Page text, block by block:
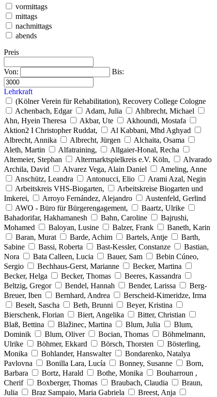
vormittags
mittags
nachmittags
abends
Preis
Von: Bis:
Lehrkraft
(Kölner Verein für Rehabilitation), Recovery College Cologne
Achenbach, Edgar
Adam, Julia
Ahlbrecht, Michael
Ahn, Hyein Theresa
Akbar, Ute
Akhoundi, Mostafa
Aktion2 I Christopher Ruddat,
Al Kabbani, Mhd Aghyad
Albrecht, Annika
Albrecht, Jürgen
Alchaita, Osama
Aleth, Martin
Alfatraining,
Allgaier-Honal, Recha
Altemeier, Stephan
Altermarktspielkreis e.V. Köln,
Alvarado
Archila, David
Alvarez Vega, Alain Daniel
Ameling, Anne
Anschütz, Leandra
Antonucci, Elio
Arami Azal, Negin
Arbeitskreis VHS-Biogarten,
Arbeitskreise Biogarten und
Imkerei,
Arroyo Fernández, Alejandro
Austenfeld, Gerlind
AWO - Büro für Bürgerengagement,
Baartz, Ulrike
Bahadorifar, Hakhamanesh
Bahn, Caroline
Bajrushi,
Mohamed
Baloyan, Lusine Balzer, Frank
Baneth, Karin
Baran, Murat
Barde, Achim Bartels, Antje
Barth,
Sabine
Bassi, Roberta Bast-Kessler, Constanze
Bastian,
Nora
Bata Calleen, Lucia Bauer, Sam
Bebin Cúneo,
Sergio
Bechhaus-Gerst, Marianne
Becker, Martina
Becker, Helga
Becker, Thomas
Beeres, Kassandra
Beltzig, Gregor
Bendel, Hannah Bender, Larissa
Berg-
Breuer, Iben
Bernhard, Andrea
Berscheid-Kimeridze, Irma
Beselt, Sascha
Beth, Brunni
Beyer, Kristina
Bierschenk, Florian
Biert, Angelika
Bitter, Christian
Blaß, Bettina
Blažinec, Martina Blum, Julia
Blum,
Dominik
Blum, Oliver Bocian, Thomas
Böhmelmann,
Ulrike
Böhmer, Ekkard Börsch, Thorsten
Bösterling,
Monika
Bohlander, Hanswalter
Bondarenko, Natalya
Pavlovna
Bonilla Lara, Lucía Bonney, Susanne
Born,
Barbara
Bortz, Harald Bothe, Monika
Bouharroun ,
Cherif
Boxberger, Thomas Braubach, Claudia
Braun,
Julia
Braz Sampaio, Maria Gabriela
Breest, Anja